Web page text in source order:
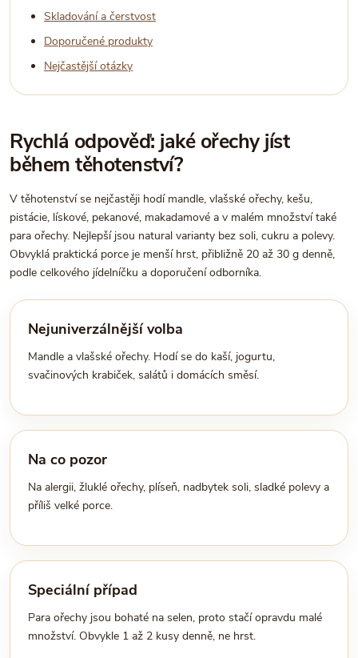
Skladování a čerstvost
Doporučené produkty
Nejčastější otázky
Rychlá odpověď: jaké ořechy jíst
během těhotenství?
V těhotenství se nejčastěji hodí mandle, vlašské ořechy, kešu,
pistácie, lískové, pekanové, makadamové a v malém množství také
para ořechy. Nejlepší jsou natural varianty bez soli, cukru a polevy.
Obvyklá praktická porce je menší hrst, přibližně 20 až 30 g denně,
podle celkového jídelníčku a doporučení odborníka.
Nejuniverzálnější volba
Mandle a vlašské ořechy. Hodí se do kaší, jogurtu,
svačinových krabiček, salátů i domácích směsí.
Na co pozor
Na alergii, žluklé ořechy, plíseň, nadbytek soli, sladké polevy a
příliš velké porce.
Speciální případ
Para ořechy jsou bohaté na selen, proto stačí opravdu malé
množství. Obvykle 1 až 2 kusy denně, ne hrst.